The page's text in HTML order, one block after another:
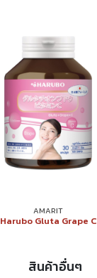
AMARIT
Harubo Gluta Grape C
สินค้าอื่นๆ